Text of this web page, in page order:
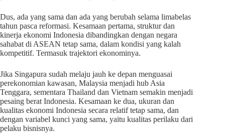
Dus, ada yang sama dan ada yang berubah selama limabelas
tahun pasca reformasi. Kesamaan pertama, struktur dan
kinerja ekonomi Indonesia dibandingkan dengan negara
sahabat di ASEAN tetap sama, dalam kondisi yang kalah
kompetitif. Termasuk trajektori ekonominya.
Jika Singapura sudah melaju jauh ke depan menguasai
perekonomian kawasan, Malaysia menjadi hub Asia
Tenggara, sementara Thailand dan Vietnam semakin menjadi
pesaing berat Indonesia. Kesamaan ke dua, ukuran dan
kualitas ekonomi Indonesia secara relatif tetap sama, dan
dengan variabel kunci yang sama, yaitu kualitas perilaku dari
pelaku bisnisnya.